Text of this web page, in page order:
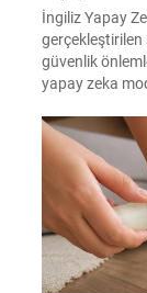
İngiliz Yapay
güvenlik
yapay zeka